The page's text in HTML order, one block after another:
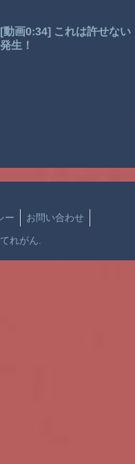
[動画0:34] これは許せな
発生！
ー お問い合わせ
れがん.